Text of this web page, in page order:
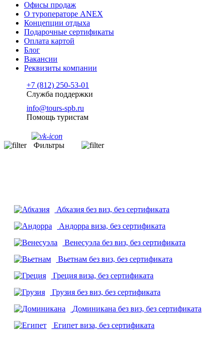
Офисы продаж
О туроператоре ANEX
Концепции отдыха
Подарочные сертификаты
Оплата картой
Блог
Вакансии
Реквизиты компании
+7 (812) 250-53-01
Служба поддержки
info@tours-spb.ru
Помощь туристам
Фильтры
Абхазия без виз, без сертификата
Андорра виза, без сертификата
Венесуэла без виз, без сертификата
Вьетнам без виз, без сертификата
Греция виза, без сертификата
Грузия без виз, без сертификата
Доминикана без виз, без сертификата
Египет виза, без сертификата